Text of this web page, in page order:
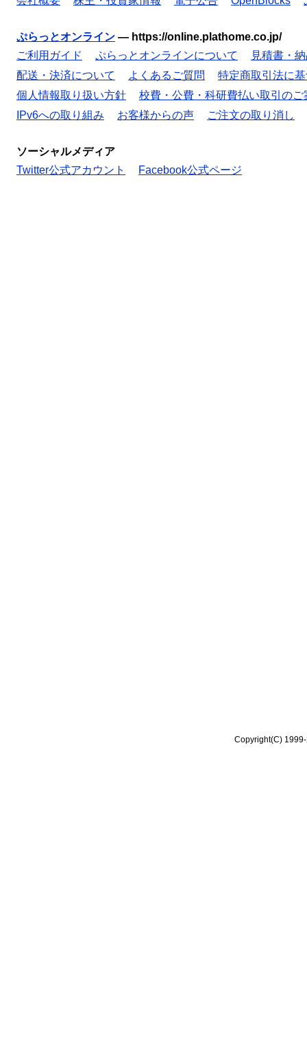
ぷらっとオンライン — https://online.plathome.co.jp/
ご利用ガイド
ぷらっとオンラインについて
見積書・
配送・決済について
よくあるご質問
特定商取引法に
個人情報取り扱い方針
校費・公費・科研費払い取引のご
IPv6への取り組み
お客様からの声 ご注文の取り消し
ソーシャルメディア
Twitter公式アカウント
Facebook公式ページ
Copyright(C)